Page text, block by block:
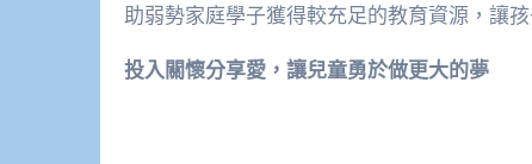
助弱勢家庭學子獲得較充足的教育資源，讓
投入關懷分享愛，讓兒童勇於做更大的夢